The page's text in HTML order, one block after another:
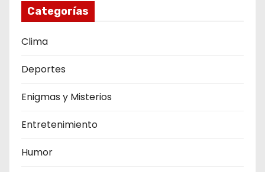
Categorías
Clima
Deportes
Enigmas y Misterios
Entretenimiento
Humor